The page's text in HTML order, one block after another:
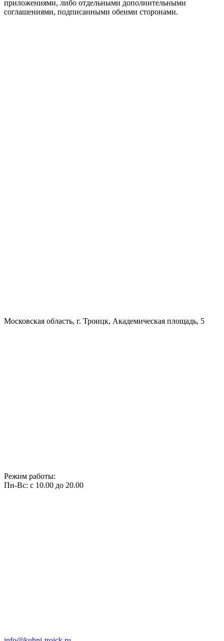
приложениями, либо отдельными дополнительными
соглашениями, подписанными обеими сторонами.
Московская область, г. Троицк, Академическая площадь, 5
Режим работы:
Пн-Вс: с 10.00 до 20.00